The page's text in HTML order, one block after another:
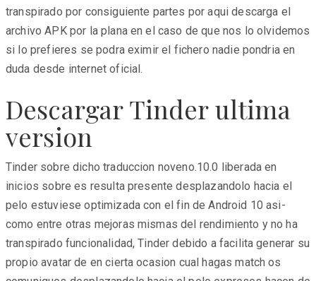
transpirado por consiguiente partes por aqui descarga el
archivo APK por la plana en el caso de que nos lo olvidemos
si lo prefieres se podra eximir el fichero nadie pondri­a en
duda desde internet oficial.
Descargar Tinder ultima
version
Tinder sobre dicho traduccion noveno.10.0 liberada en
inicios sobre es resulta presente desplazandolo hacia el
pelo estuviese optimizada con el fin de Android 10 asi­
como entre otras mejoras mismas del rendimiento y no ha
transpirado funcionalidad, Tinder debido a facilita generar su
propio avatar de en cierta ocasion cual hagas match os